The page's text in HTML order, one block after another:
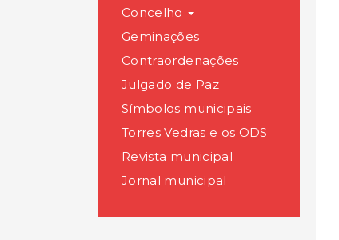
Concelho
Geminações
Contraordenações
Julgado de Paz
Símbolos municipais
Torres Vedras e os ODS
Revista municipal
Jornal municipal